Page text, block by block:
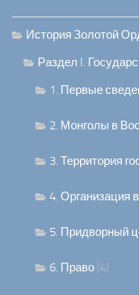
История Золотой
Раздел I.
1. Первые
2. Монголы в
3. Территория
4. Организация
5. Придворный
6. Право (4)